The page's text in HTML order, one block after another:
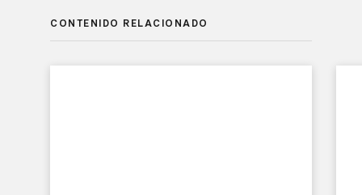
CONTENIDO RELACIONADO